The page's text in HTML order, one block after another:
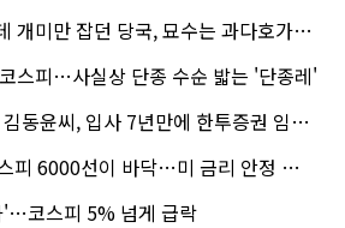
미만 잡던 당국, 묘수는 과다호가부담금?
스피…사실상 단종 수순 밟는 '단종레'
윤씨, 입사 7년만에 한투증권 임원 승진
선이 바닥…미 금리 안정 후 추가 회복"
'…코스피 5% 넘게 급락